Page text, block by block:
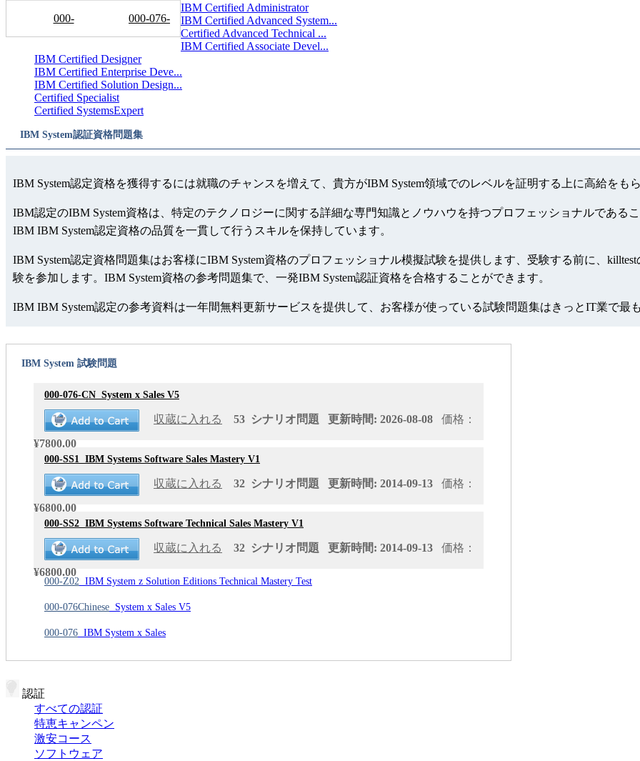
000-
076Chinese
000-076-
CN
IBM Certified Administrator
IBM Certified Advanced System...
Certified Advanced Technical ...
IBM Certified Associate Devel...
IBM Certified Designer
IBM Certified Enterprise Deve...
IBM Certified Solution Design...
Certified Specialist
Certified SystemsExpert
IBM System認証資格問題集
IBM System認定資格を獲得するには就職のチャンスを増えて、貴方がIBM System領域でのレベルを証明する上に高給をも
IBM認定のIBM System資格は、特定のテクノロジーに関する詳細な専門知識とノウハウを持つプロフェッショナルである
IBM IBM System認定資格の品質を一貫して行うスキルを保持しています。
IBM System認定資格問題集はお客様にIBM System資格のプロフェッショナル模擬試験を提供します、受験する前に、
験を参加します。IBM System資格の参考問題集で、一発IBM System認証資格を合格することができます。
IBM IBM System認定の参考資料は一年間無料更新サービスを提供して、お客様が使っている試験問題集はきっとIT業で最
IBM System 試験問題
000-076-CN System x Sales V5
収蔵に入れる 53 シナリオ問題 更新時間: 2026-08-08
価格：
¥7800.00
000-SS1 IBM Systems Software Sales Mastery V1
収蔵に入れる 32 シナリオ問題 更新時間: 2014-09-13
価格：
¥6800.00
000-SS2 IBM Systems Software Technical Sales Mastery V1
収蔵に入れる 32 シナリオ問題 更新時間: 2014-09-13
価格：
¥6800.00
000-Z02 IBM System z Solution Editions Technical Mastery Test
000-076Chinese System x Sales V5
000-076 IBM System x Sales
認証
すべての認証
特恵キャンペン
激安コース
ソフトウェア